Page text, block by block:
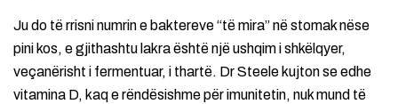
Ju do të rrisni numrin e baktereve “të mira” në stomak nëse
pini kos, e gjithashtu lakra është një ushqim i shkëlqyer,
veçanërisht i fermentuar, i thartë. Dr Steele kujton se edhe
vitamina D, kaq e rëndësishme për imunitetin, nuk mund të